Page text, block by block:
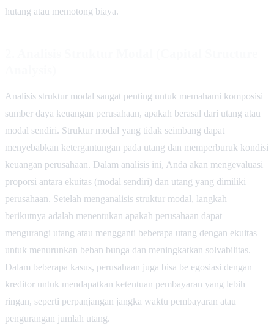
hutang atau memotong biaya.
Analisis struktur modal sangat penting untuk memahami komposisi
sumber daya keuangan perusahaan, apakah berasal dari utang atau
modal sendiri. Struktur modal yang tidak seimbang dapat
menyebabkan ketergantungan pada utang dan memperburuk kondisi
keuangan perusahaan. Dalam analisis ini, Anda akan mengevaluasi
proporsi antara ekuitas (modal sendiri) dan utang yang dimiliki
perusahaan. Setelah menganalisis struktur modal, langkah
berikutnya adalah menentukan apakah perusahaan dapat
mengurangi utang atau mengganti beberapa utang dengan ekuitas
untuk menurunkan beban bunga dan meningkatkan solvabilitas.
Dalam beberapa kasus, perusahaan juga bisa be egosiasi dengan
kreditor untuk mendapatkan ketentuan pembayaran yang lebih
ringan, seperti perpanjangan jangka waktu pembayaran atau
pengurangan jumlah utang.